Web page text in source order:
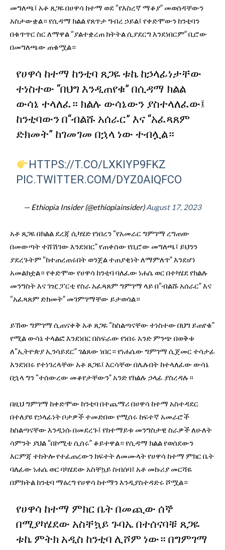
መግለጫ፤ አቶ ጸጋዬ በሀዋሳ ከተማ ወደ “የእስረኛ ማቆያ” መወሰዳቸውን
አስታውቋል። የሲዳማ ክልል የጸጥታ ግብረ ኃይል፤ የቀድሞውን ከንቲባን
በቁጥጥር ስር ለማዋል “ያልተቋረጠ ክትትል ሲያደርግ እንደነበርም” ቢሮው
በመግለጫው ጠቁሟል።
የሀዋሳ ከተማ ከንቲባ ጸጋዬ ቱኬ ከኃላፊነታቸው
ተነስተው “በህግ እንዲጠየቁ” በሲዳማ ክልል
ውሳኔ ተላለፈ። ክልሉ ውሳኔውን ያስተላለፈው፤
ከንቲባውን በ“ብልሹ አሰራር” እና “አፈጻጸም
ድክመት” ከገመገመ በኋላ ነው ተብሏል።
HTTPS://T.CO/LXKIYP9FKZ
PIC.TWITTER.COM/DYZ0AIQFCO
— Ethiopia Insider (@ethiopiainsider)August 17, 2023
አቶ ጸጋዬ በክልል ደረጃ ሲካሄድ የነበረን “የአመራር ግምገማ ረግጠው
በመውጣት ተሸሽገው እንደነበር” የጠቀሰው የቢሮው መግለጫ፤ ይህንን
ያደረጉትም “ከተጠረጠሩበት ወንጀል ተጠያቂነት ለማምለጥ” እንደሆነ
አመልክቷል። የቀድሞው የሀዋሳ ከንቲባ ባለፈው ነሐሴ ወር በተካሄደ የክልሉ
መንግስት እና ገዢ ፓርቲ የስራ አፈጻጸም ግምገማ ላይ በ“ብልሹ አሰራር” እና
“አፈጻጸም ድክመት” መገምገማቸው ይታወሳል።
ይኸው ግምገማ ሲጠናቀቅ አቶ ጸጋዬ “ከስልጣናቸው ተነስተው በህግ ይጠየቁ”
የሚል ውሳኔ ተላልፎ እንደነበር በስፍራው የነበሩ አንድ ምንጭ በወቅቱ
ለ“ኢትዮጵያ ኢንሳይደር” ገልጸው ነበር። የነሐሴው ግምገማ ሲጀመር ተሳታፊ
እንደነበሩ የተነገረላቸው አቶ ጸጋዬ፤ እርሳቸው በሌሉበት ከተላለፈው ውሳኔ
በኋላ ግን “ተሰውረው መቆየታቸውን” አንድ የክልሉ ኃላፊ ያስረዳሉ።
በዚህ ግምገማ ከቀድሞው ከንቲባ በተጨማሪ በሀዋሳ ከተማ አስተዳደር
በተለያዩ የኃላፊነት ቦታዎች ተመድበው የሚሰሩ ከፍተኛ አመራሮች
ከስልጣናቸው እንዲነሱ በመደረጉ፤ የከተማይቱ መንግስታዊ ስራዎች ለሁለት
ሳምንት ያህል “በኮሚቴ ሲሰሩ” ቆይተዋል። የሲዳማ ክልል የወሰደውን
እርምጃ ተከትሎ የተፈጠረውን ክፍተት ለመሙላት የሀዋሳ ከተማ ምክር ቤት
ባለፈው ነሐሴ ወር ባካሄደው አስቸኳይ ስብሰባ፤ አቶ መኩሪያ መርሻዬ
በምክትል ከንቲባ ማዕረግ የሀዋሳ ከተማን እንዲያስተዳድሩ ሾሟል።
የሀዋሳ ከተማ ምክር ቤት በመጪው ሰኞ
በሚያካሄደው አስቸኳይ ጉባኤ በተሰናባቹ ጸጋዬ
ቱኬ ምትክ አዲስ ከንቲባ ሊሾም ነው። በግምገማ